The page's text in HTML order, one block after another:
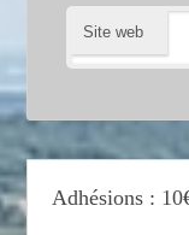
Site web
Adhésions :